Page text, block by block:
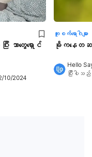
း ဘာတွေရှောင်
10/2024
ကူးစက်ရောဂါများ
ခိုကနေတဆ
Hello
ပြီးပါသ